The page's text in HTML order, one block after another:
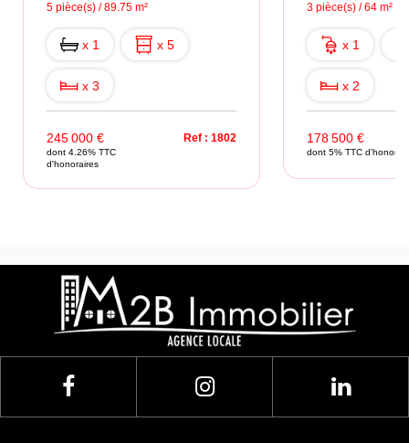
5 pièce(s) / 89.75 m²
x 1 x 5
x 3
245 000 €
dont 4.26% TTC
d'honoraires
Ref : 1802
3 pièce(s) / 64 m²
x 1
x 2
178 500 €
dont 5% TTC